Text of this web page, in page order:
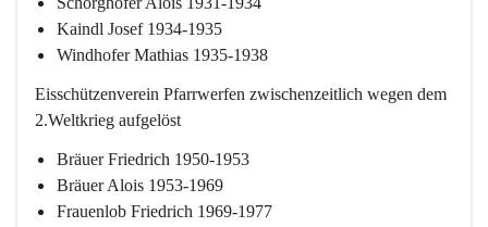
Kaindl Josef 1934-1935
Windhofer Mathias 1935-1938
Eisschützenverein Pfarrwerfen zwischenzeitlich wegen dem
2.Weltkrieg aufgelöst
Bräuer Friedrich 1950-1953
Bräuer Alois 1953-1969
Frauenlob Friedrich 1969-1977